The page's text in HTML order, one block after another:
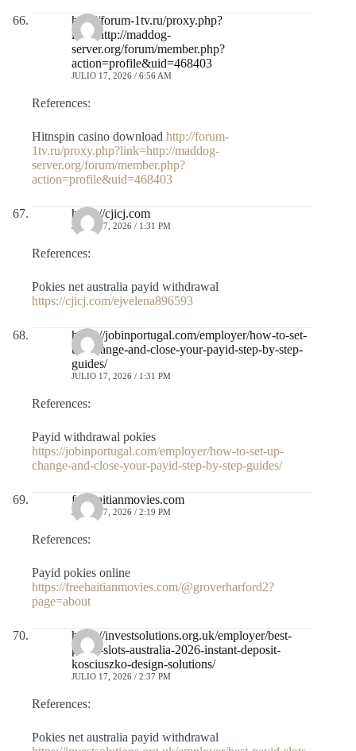
http://forum-1tv.ru/proxy.php?
link=http://maddog-
server.org/forum/member.php?
action=profile&uid=468403
JULIO 17, 2026 / 6:56 AM
References:
Hitnspin casino download http://forum-
1tv.ru/proxy.php?link=http://maddog-
server.org/forum/member.php?
action=profile&uid=468403
https://cjicj.com
JULIO 17, 2026 / 1:31 PM
References:
Pokies net australia payid withdrawal
https://cjicj.com/ejvelena896593
https://jobinportugal.com/employer/how-to-set-
up-change-and-close-your-payid-step-by-step-
guides/
JULIO 17, 2026 / 1:31 PM
References:
Payid withdrawal pokies
https://jobinportugal.com/employer/how-to-set-up-
change-and-close-your-payid-step-by-step-guides/
freehaitianmovies.com
JULIO 17, 2026 / 2:19 PM
References:
Payid pokies online
https://freehaitianmovies.com/@groverharford2?
page=about
https://investsolutions.org.uk/employer/best-
payid-slots-australia-2026-instant-deposit-
kosciuszko-design-solutions/
JULIO 17, 2026 / 2:37 PM
References:
Pokies net australia payid withdrawal